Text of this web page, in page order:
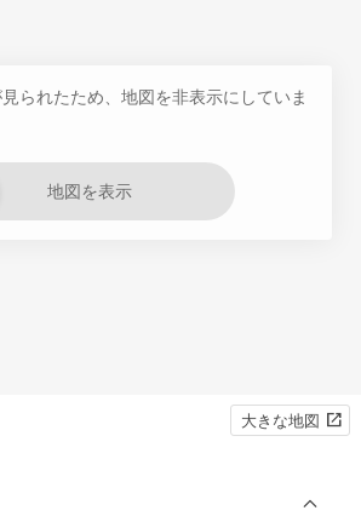
られたため、地図を非表示にしていま
地図を表示
大きな地図